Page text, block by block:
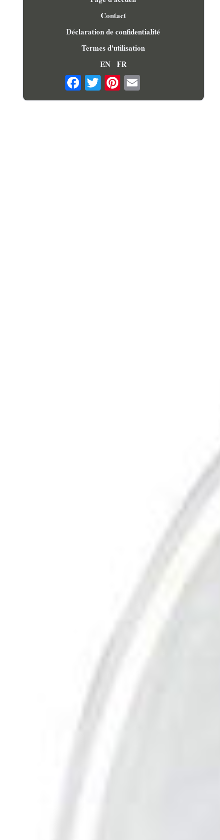
Contact
Déclaration de confidentialité
Termes d'utilisation
EN FR